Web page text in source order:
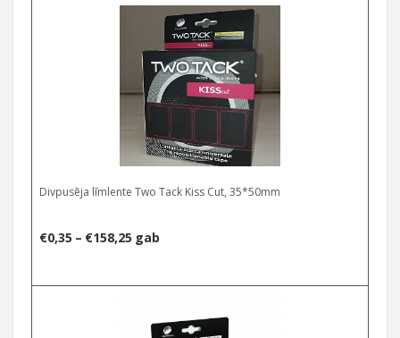
Divpusēja līmlente Two Tack Kiss Cut, 35*50mm
€0,35 – €158,25 Price
€0,35
through
gab
Select options